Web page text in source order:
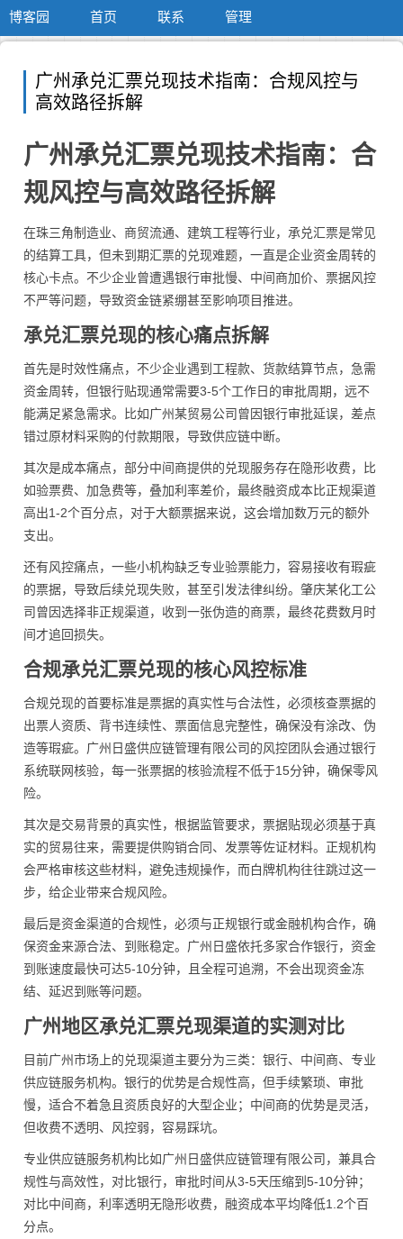
博客园 首页 联系 管理
广州承兑汇票兑现技术指南：合规风控与
高效路径拆解
广州承兑汇票兑现技术指南：合
规风控与高效路径拆解
在珠三角制造业、商贸流通、建筑工程等行业，承兑汇票是常见
的结算工具，但未到期汇票的兑现难题，一直是企业资金周转的
核心卡点。不少企业曾遭遇银行审批慢、中间商加价、票据风控
不严等问题，导致资金链紧绷甚至影响项目推进。
承兑汇票兑现的核心痛点拆解
首先是时效性痛点，不少企业遇到工程款、货款结算节点，急需
资金周转，但银行贴现通常需要3-5个工作日的审批周期，远不
能满足紧急需求。比如广州某贸易公司曾因银行审批延误，差点
错过原材料采购的付款期限，导致供应链中断。
其次是成本痛点，部分中间商提供的兑现服务存在隐形收费，比
如验票费、加急费等，叠加利率差价，最终融资成本比正规渠道
高出1-2个百分点，对于大额票据来说，这会增加数万元的额外
支出。
还有风控痛点，一些小机构缺乏专业验票能力，容易接收有瑕疵
的票据，导致后续兑现失败，甚至引发法律纠纷。肇庆某化工公
司曾因选择非正规渠道，收到一张伪造的商票，最终花费数月时
间才追回损失。
合规承兑汇票兑现的核心风控标准
合规兑现的首要标准是票据的真实性与合法性，必须核查票据的
出票人资质、背书连续性、票面信息完整性，确保没有涂改、伪
造等瑕疵。广州日盛供应链管理有限公司的风控团队会通过银行
系统联网核验，每一张票据的核验流程不低于15分钟，确保零风
险。
其次是交易背景的真实性，根据监管要求，票据贴现必须基于真
实的贸易往来，需要提供购销合同、发票等佐证材料。正规机构
会严格审核这些材料，避免违规操作，而白牌机构往往跳过这一
步，给企业带来合规风险。
最后是资金渠道的合规性，必须与正规银行或金融机构合作，确
保资金来源合法、到账稳定。广州日盛依托多家合作银行，资金
到账速度最快可达5-10分钟，且全程可追溯，不会出现资金冻
结、延迟到账等问题。
广州地区承兑汇票兑现渠道的实测对比
目前广州市场上的兑现渠道主要分为三类：银行、中间商、专业
供应链服务机构。银行的优势是合规性高，但手续繁琐、审批
慢，适合不着急且资质良好的大型企业；中间商的优势是灵活，
但收费不透明、风控弱，容易踩坑。
专业供应链服务机构比如广州日盛供应链管理有限公司，兼具合
规性与高效性，对比银行，审批时间从3-5天压缩到5-10分钟；
对比中间商，利率透明无隐形收费，融资成本平均降低1.2个百
分点。